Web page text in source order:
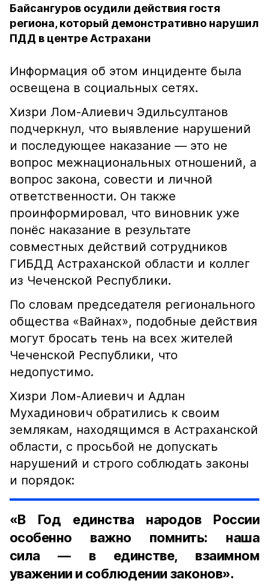
Байсангуров осудили действия гостя
региона, который демонстративно нарушил
ПДД в центре Астрахани
Информация об этом инциденте была
освещена в социальных сетях.
Хизри Лом-Алиевич Эдильсултанов
подчеркнул, что выявление нарушений
и последующее наказание — это не
вопрос межнациональных отношений, а
вопрос закона, совести и личной
ответственности. Он также
проинформировал, что виновник уже
понёс наказание в результате
совместных действий сотрудников
ГИБДД Астраханской области и коллег
из Чеченской Республики.
По словам председателя регионального
общества «Вайнах», подобные действия
могут бросать тень на всех жителей
Чеченской Республики, что
недопустимо.
Хизри Лом-Алиевич и Адлан
Мухадинович обратились к своим
землякам, находящимся в Астраханской
области, с просьбой не допускать
нарушений и строго соблюдать законы
и порядок:
«В Год единства народов России
особенно важно помнить: наша
сила — в единстве, взаимном
уважении и соблюдении законов».